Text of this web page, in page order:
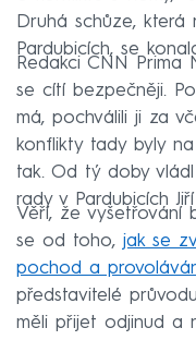
Druhá schůze,
Pardubicích, se
Redakci CNN Prima
se cítí bezpečněji.
má, pochválili ji za
konflikty tady byly
tak. Od tý doby vládl
rady v Pardubicích
Věří, že vyšetřování
se od toho, jak se
pochod a
představitelé
měli přijet odjinud a